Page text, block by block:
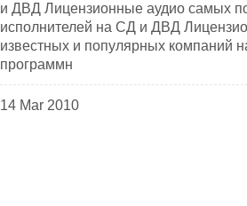
и ДВД Лицензионные аудио самых
исполнителей на СД и ДВД
известных и популярных компаний
программн
14 Mar 2010